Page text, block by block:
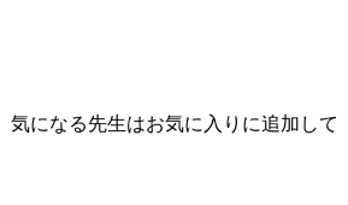
気になる先生はお気に入りに追加して